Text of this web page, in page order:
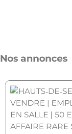
Nos annonces